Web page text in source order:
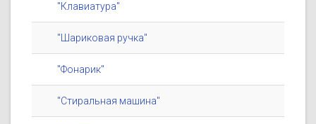
"Клавиатура"
"Шариковая ручка"
"Фонарик"
"Стиральная машина"